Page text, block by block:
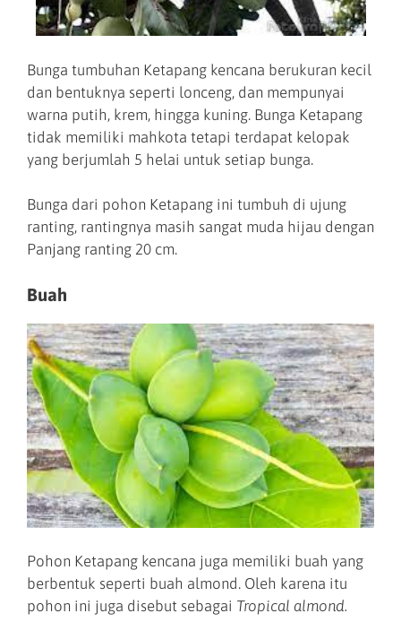
Bunga tumbuhan Ketapang kencana berukuran kecil
dan bentuknya seperti lonceng, dan mempunyai
warna putih, krem, hingga kuning. Bunga Ketapang
tidak memiliki mahkota tetapi terdapat kelopak
yang berjumlah 5 helai untuk setiap bunga.
Bunga dari pohon Ketapang ini tumbuh di ujung
ranting, rantingnya masih sangat muda hijau dengan
Panjang ranting 20 cm.
Buah
Pohon Ketapang kencana juga memiliki buah yang
berbentuk seperti buah almond. Oleh karena itu
pohon ini juga disebut sebagai Tropical almond.